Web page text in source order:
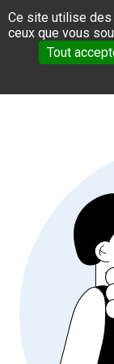
Panneau de
Ce site utilise
ceux que vous
Tout